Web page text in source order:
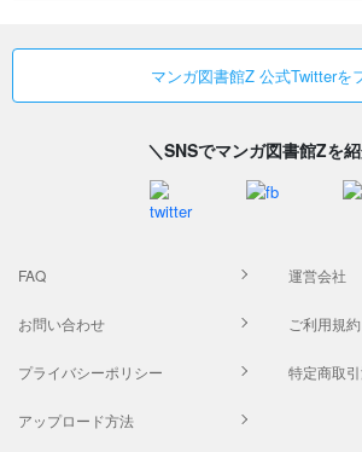
マンガ図書館Z 公式Twitterを
＼SNSでマンガ図書館Zを
FAQ 運営会社
お問い合わせ ご利用規約
プライバシーポリシー 特定商取
アップロード方法